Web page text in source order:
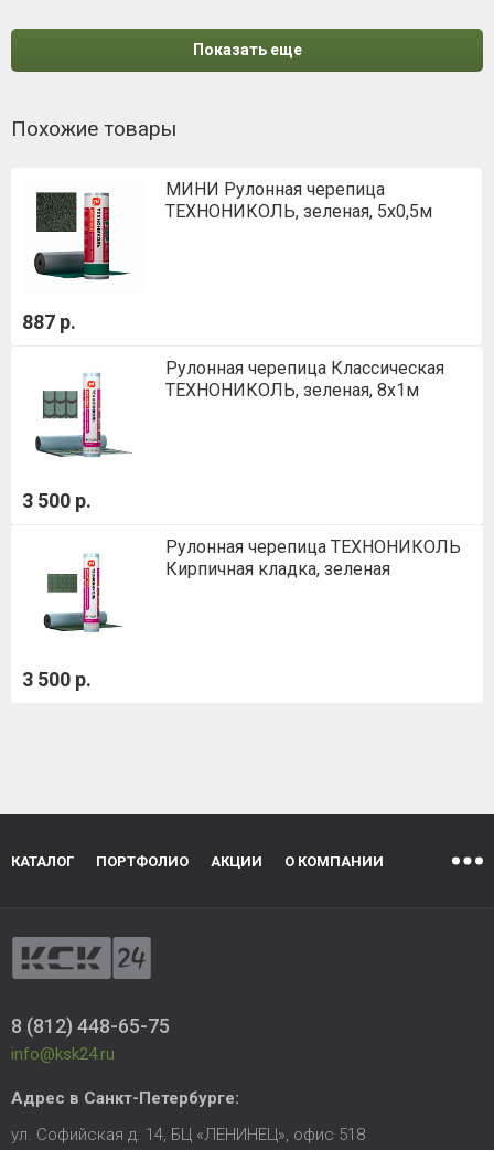
Показать еще
Похожие товары
МИНИ Рулонная черепица
ТЕХНОНИКОЛЬ, зеленая, 5х0,5м
887 р.
Рулонная черепица Классическая
ТЕХНОНИКОЛЬ, зеленая, 8х1м
3 500 р.
Рулонная черепица ТЕХНОНИКОЛЬ
Кирпичная кладка, зеленая
3 500 р.
КАТАЛОГ ПОРТФОЛИО АКЦИИ О КОМПАНИИ
8 (812) 448-65-75
info@ksk24.ru
Адрес в Санкт-Петербурге:
ул. Софийская д. 14, БЦ «ЛЕНИНЕЦ», офис 518